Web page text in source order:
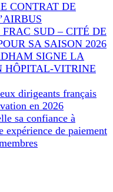
CONTRAT DE
SUD – CITÉ DE
SA SAISON 2026
SIGNE LA
HÔPITAL-VITRINE
dirigeants français
en 2026
sa confiance à
expérience de paiement